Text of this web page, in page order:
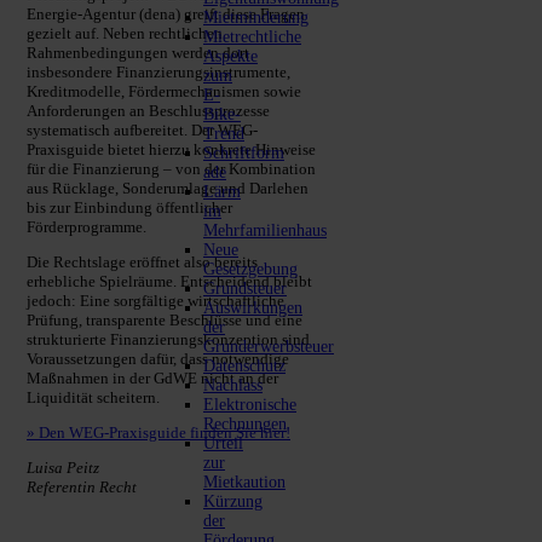
Mietminderung
Mietrechtliche
Aspekte
zum
E-
Bike-
Trend
Schriftform
ade
Lärm
im
Mehrfamilienhaus
Neue
Gesetzgebung
Grundsteuer
Auswirkungen
der
Grunderwerbsteuer
Datenschutz
Nachlass
Elektronische
Rechnungen
Urteil
zur
Mietkaution
Kürzung
der
Energie-Agentur (dena) greift diese Fragen
gezielt auf. Neben rechtlichen
Rahmenbedingungen werden dort
insbesondere Finanzierungsinstrumente,
Kreditmodelle, Fördermechanismen sowie
Anforderungen an Beschlussprozesse
systematisch aufbereitet. Der WEG-
Praxisguide bietet hierzu konkrete Hinweise
für die Finanzierung – von der Kombination
aus Rücklage, Sonderumlage und Darlehen
bis zur Einbindung öffentlicher
Förderprogramme.
Die Rechtslage eröffnet also bereits
erhebliche Spielräume. Entscheidend bleibt
jedoch: Eine sorgfältige wirtschaftliche
Prüfung, transparente Beschlüsse und eine
strukturierte Finanzierungskonzeption sind
Voraussetzungen dafür, dass notwendige
Maßnahmen in der GdWE nicht an der
Liquidität scheitern.
» Den WEG-Praxisguide finden Sie hier!
Luisa Peitz
Referentin Recht